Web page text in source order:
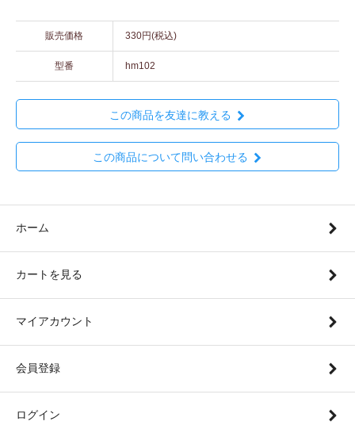
販売価格 330円(税込)
型番 hm102
この商品を友達に教える
この商品について問い合わせる
ホーム
カートを見る
マイアカウント
会員登録
ログイン